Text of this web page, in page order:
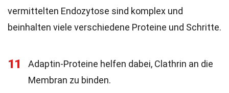
vermittelten Endozytose sind komplex und
beinhalten viele verschiedene Proteine und Schritte.
11
Adaptin-Proteine helfen dabei, Clathrin an die
Membran zu binden.